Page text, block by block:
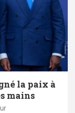
la paix à
mains